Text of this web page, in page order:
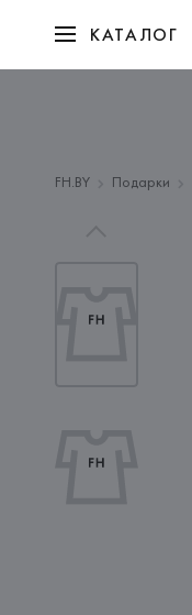
КАТАЛОГ
FH.BY Подарки